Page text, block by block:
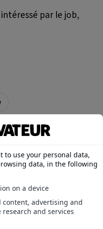
par le job,
milliers de Français
devenir pompiers
explose au visage
au deuxième degré